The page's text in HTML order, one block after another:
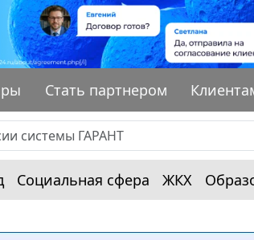
Стать партнером
Социальная сфера ЖКХ